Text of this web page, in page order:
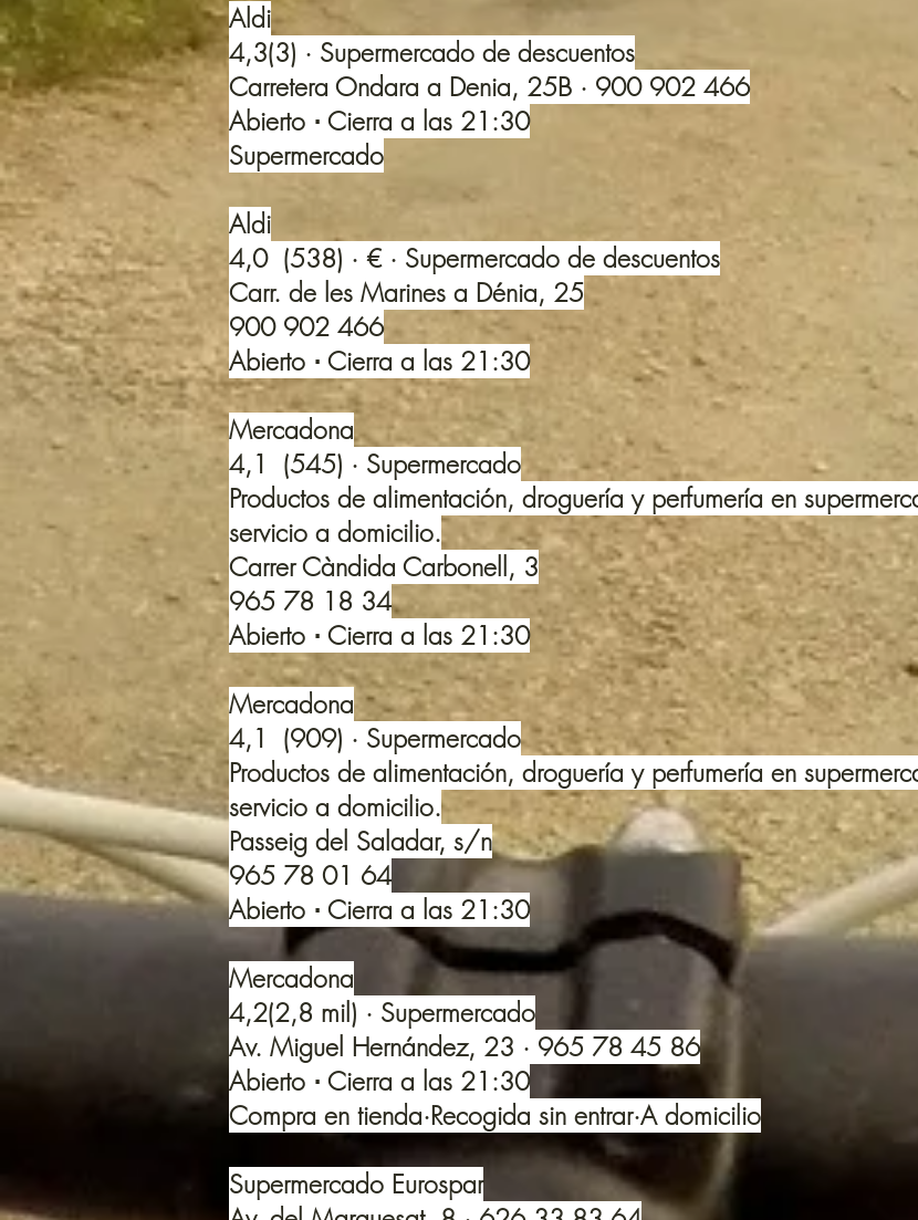
Aldi
4,3(3) · Supermercado de descuentos
Carretera Ondara a Denia, 25B · 900 902 466
Abierto ⋅ Cierra a las 21:30
Supermercado
Aldi
4,0 (538) · € · Supermercado de descuentos
Carr. de les Marines a Dénia, 25
900 902 466
Abierto ⋅ Cierra a las 21:30
Mercadona
4,1 (545) · Supermercado
Productos de alimentación, droguería y perfumería en
servicio a domicilio.
Carrer Càndida Carbonell, 3
965 78 18 34
Abierto ⋅ Cierra a las 21:30
Mercadona
4,1 (909) · Supermercado
Productos de alimentación, droguería y perfumería en
servicio a domicilio.
Passeig del Saladar, s/n
965 78 01 64
Abierto ⋅ Cierra a las 21:30
Mercadona
4,2(2,8 mil) · Supermercado
Av. Miguel Hernández, 23 · 965 78 45 86
Abierto ⋅ Cierra a las 21:30
Compra en tienda·Recogida sin entrar·A domicilio
Supermercado Eurospar